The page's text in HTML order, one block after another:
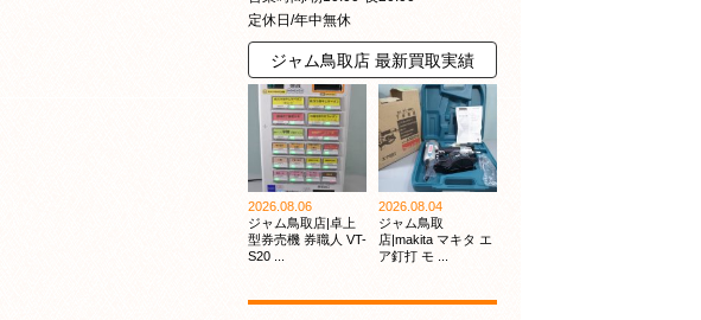
定休日/年中無休
ジャム鳥取店 最新買取実績
2026.08.06
ジャム鳥取店|卓上
型券売機 券職人 VT-
S20 ...
2026.08.04
ジャム鳥取
店|makita マキタ エ
ア釘打 モ ...